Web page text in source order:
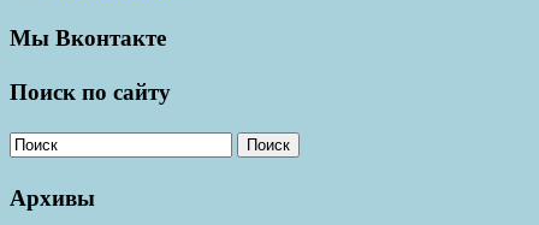
Мы Вконтакте
Поиск по сайту
Поиск
Архивы